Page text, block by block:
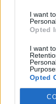
I want
Opted
I want
Opted
ΚΟΙΝΩΝΙΑ
Νέος
και στην